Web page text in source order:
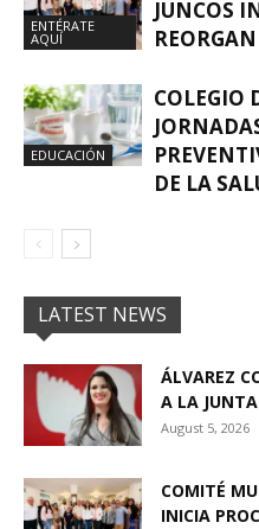
ENTÉRATE
AQUÍ
JUNCOS
EDUCACIÓN
COLEGIO
DE LA
LATEST NEWS
ÁLVAREZ
A LA JUNTA
August 5, 2026
COMITÉ
INICIA